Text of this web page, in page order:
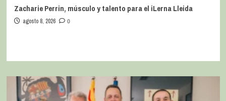
Zacharie Perrin, músculo y talento para el iLerna Lleida
agosto 8, 2026 0